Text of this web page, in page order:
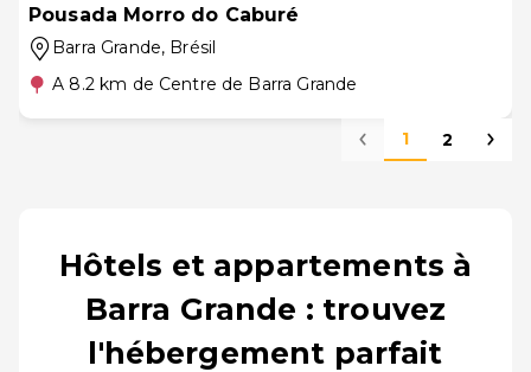
Pousada Morro do Caburé
Barra Grande, Brésil
A 8.2 km de Centre de Barra Grande
1 2
Hôtels et appartements à
Barra Grande : trouvez
l'hébergement parfait